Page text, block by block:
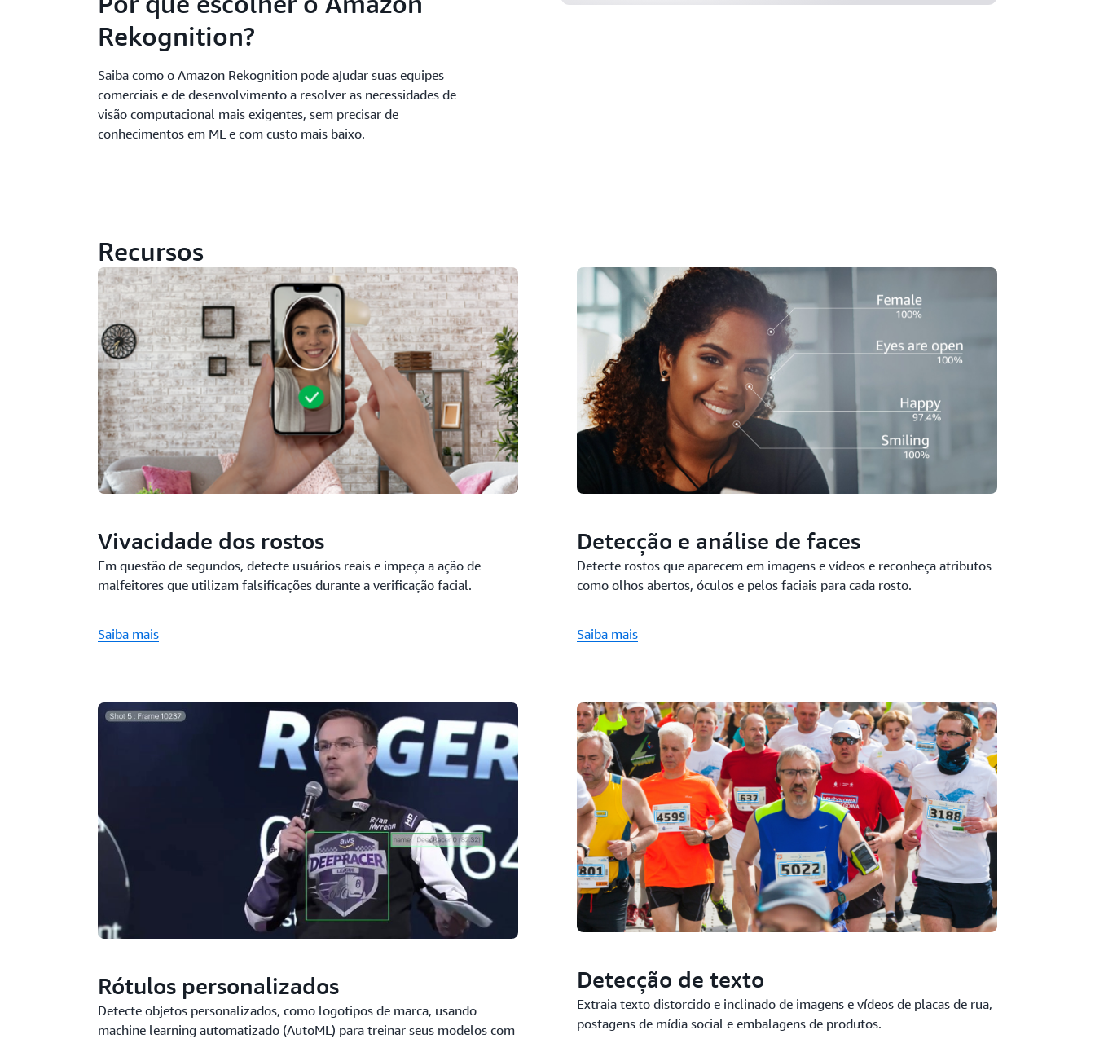
Rekognition?
Saiba como o Amazon Rekognition pode ajudar suas equipes
comerciais e de desenvolvimento a resolver as necessidades de
visão computacional mais exigentes, sem precisar de
conhecimentos em ML e com custo mais baixo.
Recursos
Vivacidade dos rostos
Em questão de segundos, detecte usuários reais e impeça a ação de
malfeitores que utilizam falsificações durante a verificação facial.
Saiba mais
Detecção e análise de faces
Detecte rostos que aparecem em imagens e vídeos e reconheça atributos
como olhos abertos, óculos e pelos faciais para cada rosto.
Saiba mais
Rótulos personalizados
Detecte objetos personalizados, como logotipos de marca, usando
machine learning automatizado (AutoML) para treinar seus modelos com
Detecção de texto
Extraia texto distorcido e inclinado de imagens e vídeos de placas de rua,
postagens de mídia social e embalagens de produtos.